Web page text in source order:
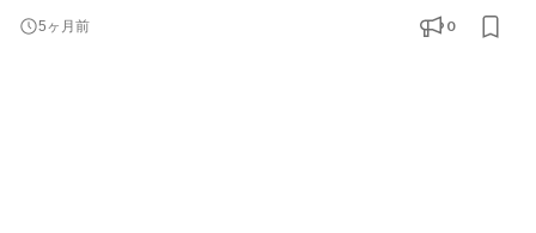
ていただき、クライアント利益に貢献。 また、インフルエンサー
だけでなく、SNSでの発信や各種広告配信、オフライン連携な
5ヶ月前 0